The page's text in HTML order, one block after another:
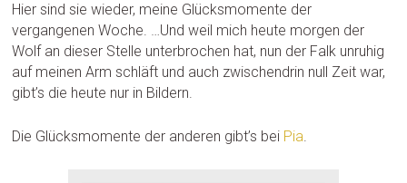
Hier sind sie wieder, meine Glücksmomente der
vergangenen Woche. …Und weil mich heute morgen der
Wolf an dieser Stelle unterbrochen hat, nun der Falk unruhig
auf meinen Arm schläft und auch zwischendrin null Zeit war,
gibt’s die heute nur in Bildern.
Die Glücksmomente der anderen gibt’s bei Pia.